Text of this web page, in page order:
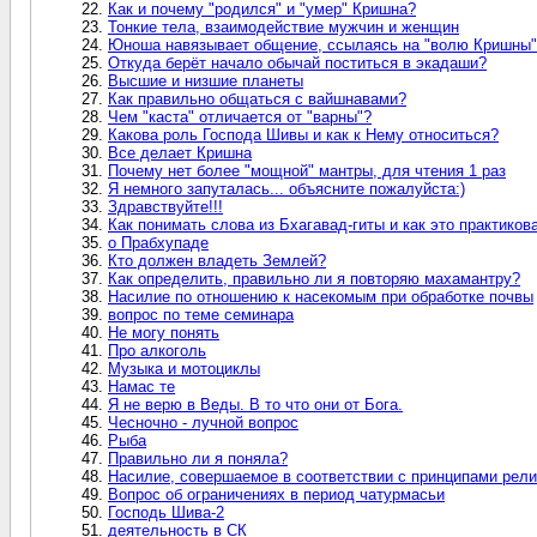
Как и почему "родился" и "умер" Кришна?
Тонкие тела, взаимодействие мужчин и женщин
Юноша навязывает общение, ссылаясь на "волю Кришны"
Откуда берёт начало обычай поститься в экадаши?
Высшие и низшие планеты
Как правильно общаться с вайшнавами?
Чем "каста" отличается от "варны"?
Какова роль Господа Шивы и как к Нему относиться?
Все делает Кришна
Почему нет более "мощной" мантры, для чтения 1 раз
Я немного запуталась... объясните пожалуйста:)
Здравствуйте!!!
Как понимать слова из Бхагавад-гиты и как это
о Прабхупаде
Кто должен владеть Землей?
Как определить, правильно ли я повторяю махамантру?
Насилие по отношению к насекомым при обработке почвы
вопрос по теме семинара
Не могу понять
Про алкоголь
Музыка и мотоциклы
Намас те
Я не верю в Веды. В то что они от Бога.
Чесночно - лучной вопрос
Рыба
Правильно ли я поняла?
Насилие, совершаемое в соответствии с принципами
Вопрос об ограничениях в период чатурмасьи
Господь Шива-2
деятельность в СК